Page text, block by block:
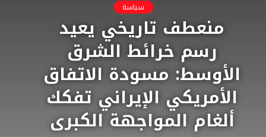
سياسة
منعطف تاريخي يعيد
رسم خرائط الشرق
الأوسط: مسودة الاتفاق
الأمريكي الإيراني تفكك
ألغام المواجهة الكبرى